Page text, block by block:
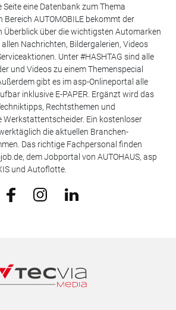
eine Datenbank zum Thema
Bereich AUTOMOBILE bekommt der
Überblick über die wichtigsten Automarken
Nachrichten, Bildergalerien, Videos
Unter #HASHTAG sind alle
und Videos zu einem Themenspecial
gibt es im asp-Onlineportal alle
inklusive E-PAPER. Ergänzt wird das
Rechtsthemen und
Werkstattentscheider. Ein kostenloser
die aktuellen Branchen-
Das richtige Fachpersonal finden
dem Jobportal von AUTOHAUS, asp
und Autoflotte.